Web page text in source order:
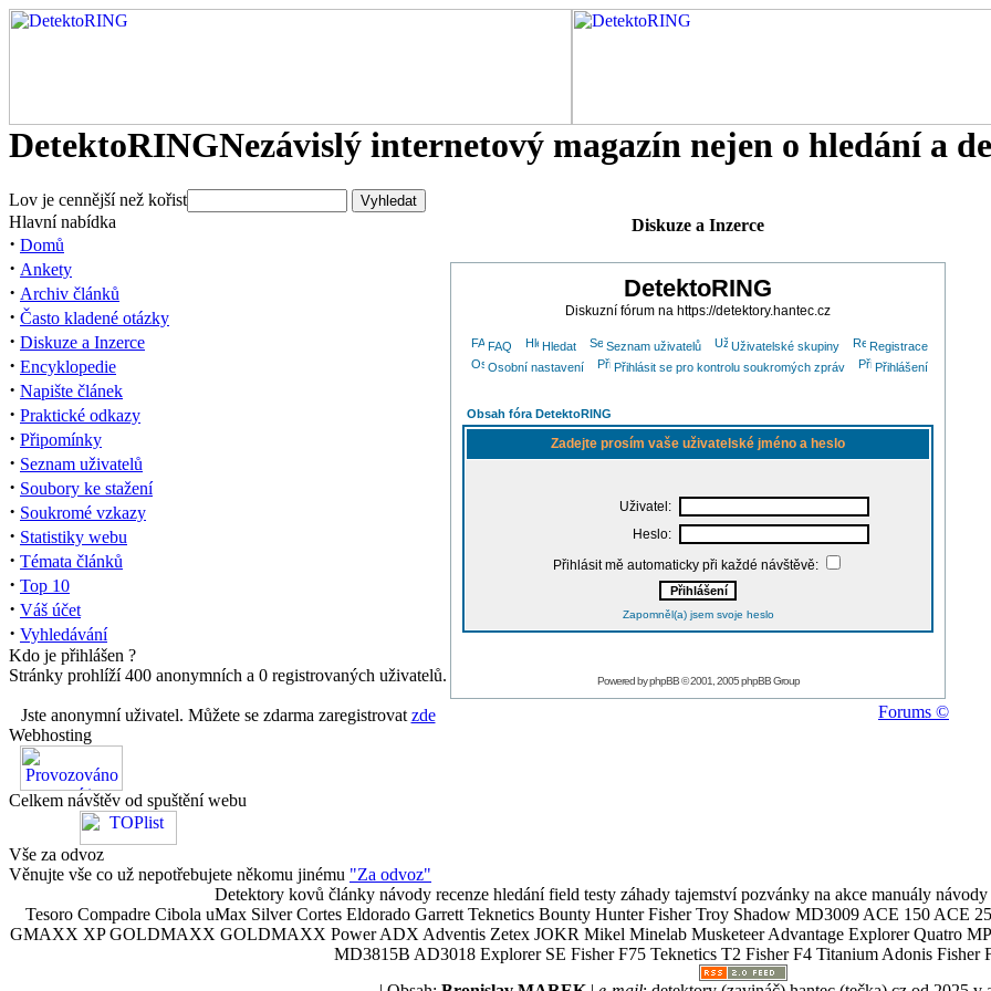
DetektoRINGNezávislý internetový magazín nejen o hledání a
Lov je cennější než kořist
Hlavní nabídka
· Domů
· Ankety
· Archiv článků
· Často kladené otázky
· Diskuze a Inzerce
· Encyklopedie
· Napište článek
· Praktické odkazy
· Připomínky
· Seznam uživatelů
· Soubory ke stažení
· Soukromé vzkazy
· Statistiky webu
· Témata článků
· Top 10
· Váš účet
· Vyhledávání
Kdo je přihlášen ?
Stránky prohlíží 400 anonymních a 0 registrovaných uživatelů.
Jste anonymní uživatel. Můžete se zdarma zaregistrovat zde
Webhosting
Celkem návštěv od spuštění webu
Vše za odvoz
Věnujte vše co už nepotřebujete někomu jinému "Za odvoz"
Diskuze a Inzerce
DetektoRING
Diskuzní fórum na https://detektory.hantec.cz
FAQ Hledat Seznam uživatelů Uživatelské skupiny
Registrace
Osobní nastavení
Přihlásit se pro kontrolu soukromých zpráv Přihlášení
Obsah fóra DetektoRING
Zadejte prosím vaše uživatelské jméno a heslo
Uživatel:
Heslo:
Přihlásit mě automaticky při každé návštěvě:
Zapomněl(a) jsem svoje heslo
Powered byphpBB© 2001, 2005 phpBB Group
Forums ©
Detektory kovů články návody recenze hledání field testy záhady tajemství pozvánky na akce manuály
Tesoro Compadre Cibola uMax Silver Cortes Eldorado Garrett Teknetics Bounty Hunter Fisher Troy Shadow MD3009 ACE 150 ACE
GMAXX XP GOLDMAXX GOLDMAXX Power ADX Adventis Zetex JOKR Mikel Minelab Musketeer Advantage Explorer Quatro
MD3815B AD3018 Explorer SE Fisher F75 Teknetics T2 Fisher F4 Titanium Adonis Fisher